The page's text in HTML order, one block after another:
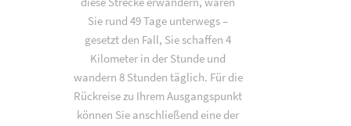
Sie rund 49 Tage unterwegs –
gesetzt den Fall, Sie schaffen 4
Kilometer in der Stunde und
wandern 8 Stunden täglich. Für die
Rückreise zu Ihrem Ausgangspunkt
können Sie anschließend eine der